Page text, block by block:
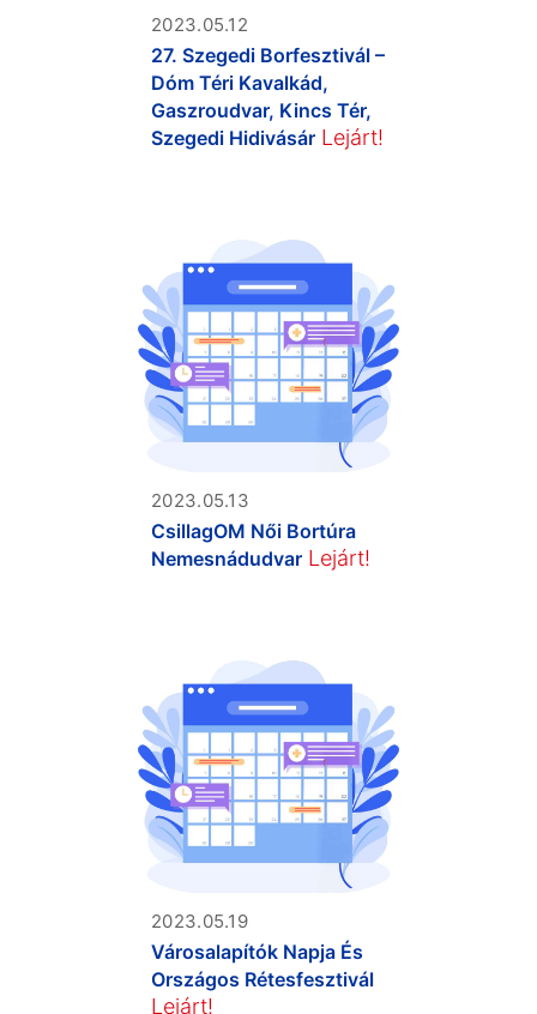
2023.05.12
27. Szegedi Borfesztivál –
Dóm Téri Kavalkád,
Gaszroudvar, Kincs Tér,
Szegedi Hidivásár Lejárt!
2023.05.13
CsillagOM Női Bortúra
Nemesnádudvar Lejárt!
2023.05.19
Városalapítók Napja És
Országos Rétesfesztivál
Lejárt!